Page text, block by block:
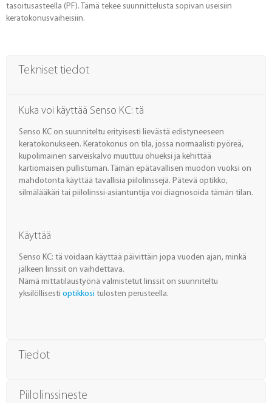
tasoitusasteella (PF). Tämä tekee suunnittelusta sopivan useisiin
keratokonusvaiheisiin.
Tekniset tiedot
Kuka voi käyttää Senso KC: tä
Senso KC on suunniteltu erityisesti lievästä edistyneeseen
keratokonukseen. Keratokonus on tila, jossa normaalisti pyöreä,
kupolimainen sarveiskalvo muuttuu ohueksi ja kehittää
kartiomaisen pullistuman. Tämän epätavallisen muodon vuoksi on
mahdotonta käyttää tavallisia piilolinssejä. Pätevä optikko,
silmälääkäri tai piilolinssi-asiantuntija voi diagnosoida tämän tilan.
Käyttää
Senso KC: tä voidaan käyttää päivittäin jopa vuoden ajan, minkä
jälkeen linssit on vaihdettava.
Nämä mittatilaustyönä valmistetut linssit on suunniteltu
yksilöllisesti optikkosi tulosten perusteella.
Tiedot
Piilolinssineste